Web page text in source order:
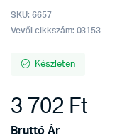
SKU: 6657
Vevői cikkszám: 03153
Készleten
3 702 Ft
Bruttó Ár